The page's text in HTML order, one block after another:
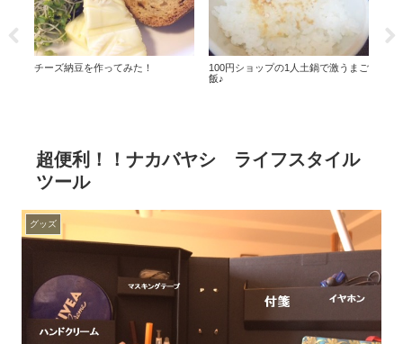
チーズ納豆を作ってみた！
100円ショップの1人土鍋で激うまご
飯♪
超便利！！ナカバヤシ ライフスタイル
ツール
グッズ